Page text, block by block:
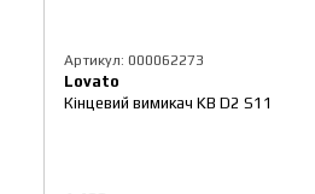
Артикул: 000062273
Lovato
Кінцевий вимикач KB D2 S11